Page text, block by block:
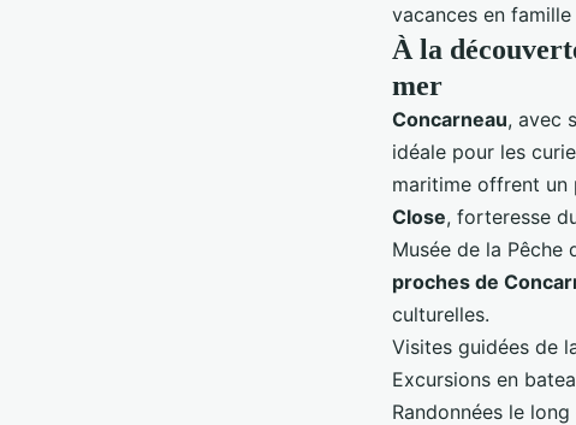
vacances en
À la
mer
Concarneau, avec
idéale pour les
maritime offrent un
Close, forteresse
Musée de la
proches de
culturelles.
Visites guidées de
Excursions en
Randonnées le